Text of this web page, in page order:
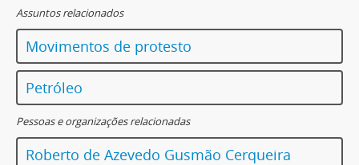
Assuntos relacionados
Movimentos de protesto
Petróleo
Pessoas e organizações relacionadas
Roberto de Azevedo Gusmão Cerqueira